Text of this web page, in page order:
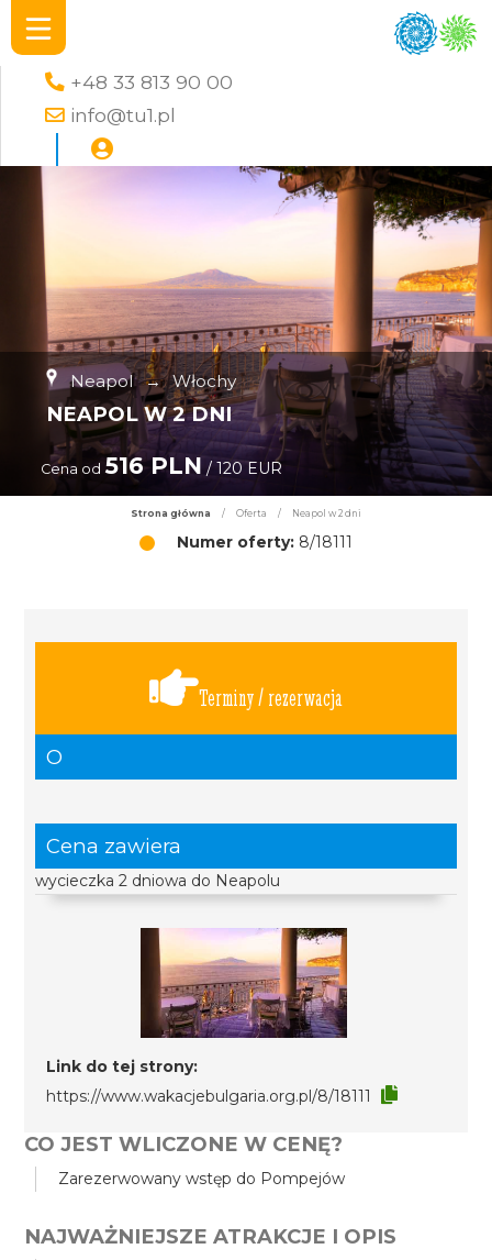
+48 33 813 90 00
info@tu1.pl
Neapol → Włochy
NEAPOL W 2 DNI
Cena od 516 PLN/ 120 EUR
Strona główna / Oferta / Neapol w 2 dni
Numer oferty: 8/18111
Terminy / rezerwacja
O
Cena zawiera
wycieczka 2 dniowa do Neapolu
Link do tej strony:
https://www.wakacjebulgaria.org.pl/8/18111
CO JEST WLICZONE W CENĘ?
Zarezerwowany wstęp do Pompejów
NAJWAŻNIEJSZE ATRAKCJE I OPIS